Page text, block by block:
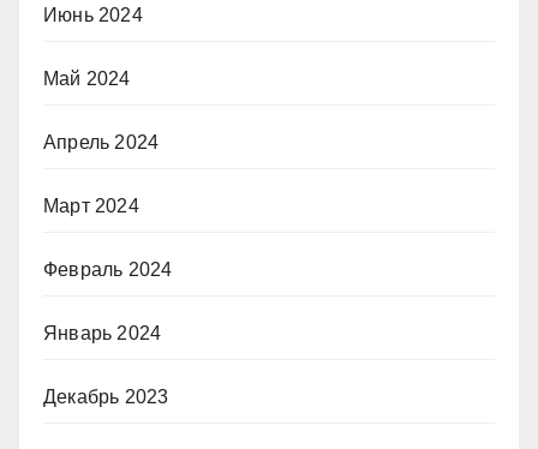
Июнь 2024
Май 2024
Апрель 2024
Март 2024
Февраль 2024
Январь 2024
Декабрь 2023